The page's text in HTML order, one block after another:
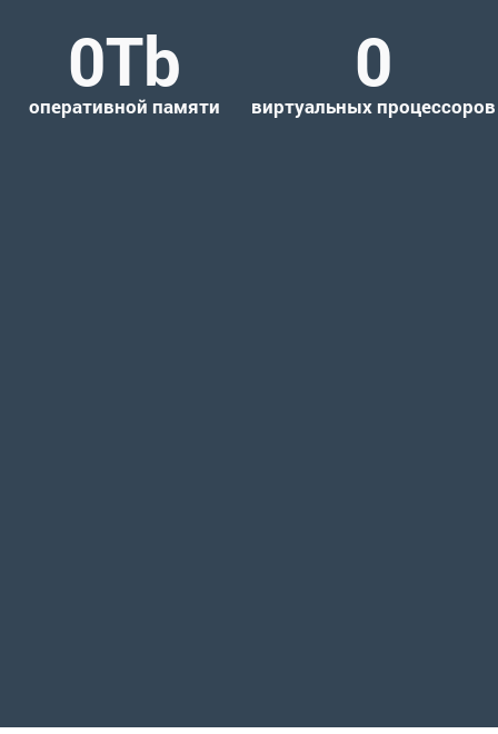
0Tb
оперативной памяти
0
виртуальных процессоров